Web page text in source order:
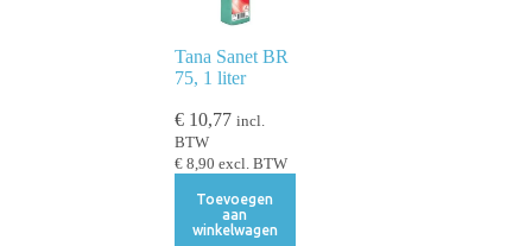
Tana Sanet BR
75, 1 liter
€10,77 incl.
BTW
€8,90 excl. BTW
Toevoegen
aan
winkelwagen